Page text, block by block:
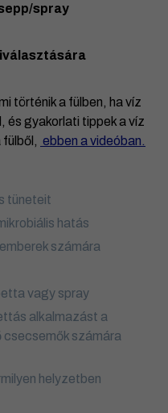
spray
történik a fülben, ha víz
és gyakorlati tippek a víz
ebben a videóban.
tüneteit
hatás
számára
vagy spray
alkalmazást a
számára
helyzetben